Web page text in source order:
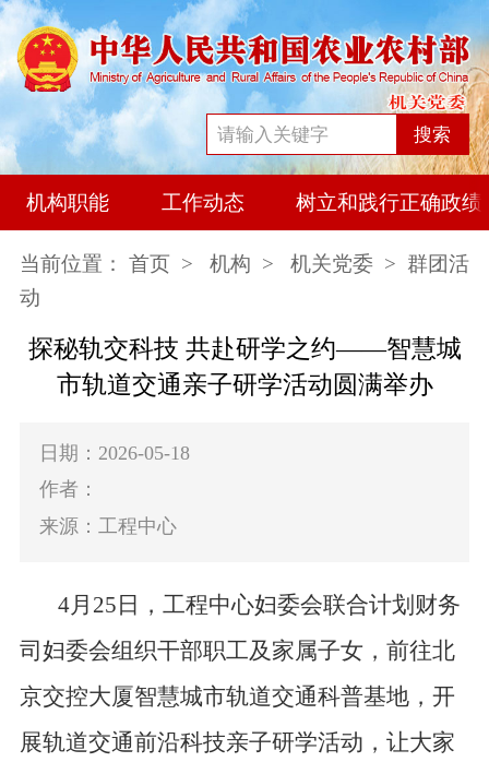
搜索
机构职能 工作动态 树立和践行正确政
当前位置： 首页 > 机构 > 机关党委> 群团活
动
探秘轨交科技 共赴研学之约——智慧城
市轨道交通亲子研学活动圆满举办
日期：2026-05-18
作者：
来源：工程中心
4月25日， 工程中心妇委会联合计划财务
司妇委会组织干部职工及家属子女，前往北
京交控大厦智慧城市轨道交通科普基地，开
展轨道交通前沿科技亲子研学活动，让大家